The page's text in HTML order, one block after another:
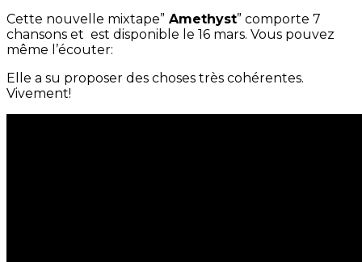
Cette nouvelle mixtape” Amethyst” comporte 7
chansons et est disponible le 16 mars. Vous pouvez
même l’écouter:
Elle a su proposer des choses très cohérentes.
Vivement!